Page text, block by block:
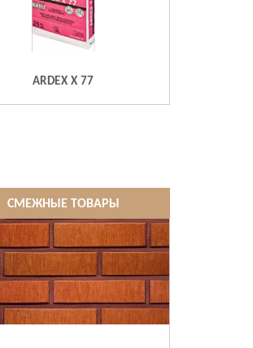
ARDEX X 77
СМЕЖНЫЕ ТОВАРЫ